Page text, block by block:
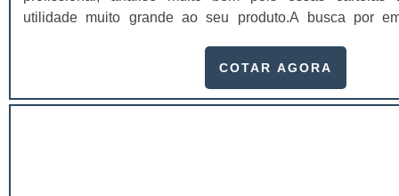
utilidade muito grande ao seu produto.A busca por
assegurar aos clientes características pontuais no fluxo de
COTAR AGORA